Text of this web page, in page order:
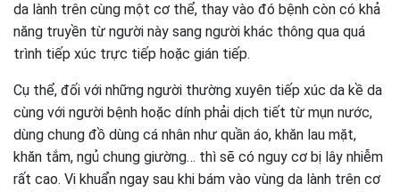
da lành trên cùng một cơ thể, thay vào đó bệnh còn có khả
năng truyền từ người này sang người khác thông qua quá
trình tiếp xúc trực tiếp hoặc gián tiếp.
Cụ thể, đối với những người thường xuyên tiếp xúc da kề da
cùng với người bệnh hoặc dính phải dịch tiết từ mụn nước,
dùng chung đồ dùng cá nhân như quần áo, khăn lau mặt,
khăn tắm, ngủ chung giường… thì sẽ có nguy cơ bị lây nhiễm
rất cao. Vi khuẩn ngay sau khi bám vào vùng da lành trên cơ